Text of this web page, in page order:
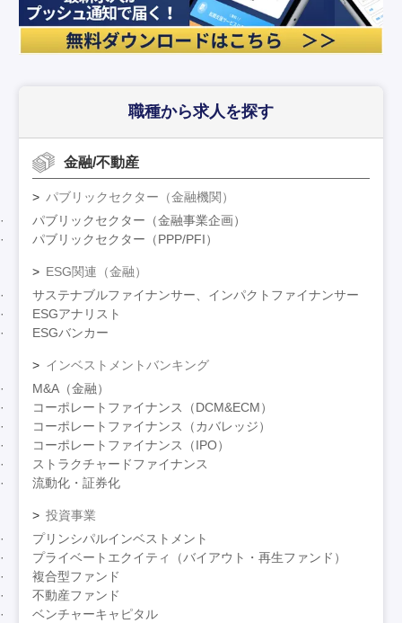
職種から求人を探す
金融/不動産
パブリックセクター（金融機関）
パブリックセクター（金融事業企画）
パブリックセクター（PPP/PFI）
ESG関連（金融）
サステナブルファイナンサー、インパクトファイナンサー
ESGアナリスト
ESGバンカー
インベストメントバンキング
M&A（金融）
コーポレートファイナンス（DCM&ECM）
コーポレートファイナンス（カバレッジ）
コーポレートファイナンス（IPO）
ストラクチャードファイナンス
流動化・証券化
投資事業
プリンシパルインベストメント
プライベートエクイティ（バイアウト・再生ファンド）
複合型ファンド
不動産ファンド
ベンチャーキャピタル